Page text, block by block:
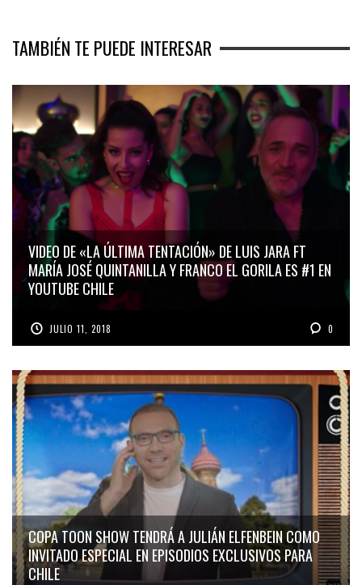
TAMBIÉN TE PUEDE INTERESAR
VIDEO DE «LA ÚLTIMA TENTACIÓN» DE LUIS JARA FT
MARÍA JOSÉ QUINTANILLA Y FRANCO EL GORILA ES #1 EN
YOUTUBE CHILE
JULIO 11, 2018 0
COPA TOON SHOW TENDRÁ A JULIÁN ELFENBEIN COMO
INVITADO ESPECIAL EN EPISODIOS EXCLUSIVOS PARA
CHILE